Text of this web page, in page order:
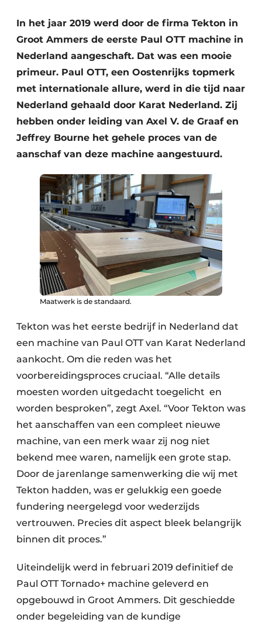
In het jaar 2019 werd door de firma Tekton in
Groot Ammers de eerste Paul OTT machine in
Nederland aangeschaft. Dat was een mooie
primeur. Paul OTT, een Oostenrijks topmerk
met internationale allure, werd in die tijd naar
Nederland gehaald door Karat Nederland. Zij
hebben onder leiding van Axel V. de Graaf en
Jeffrey Bourne het gehele proces van de
aanschaf van deze machine aangestuurd.
Maatwerk is de standaard.
Tekton was het eerste bedrijf in Nederland dat
een machine van Paul OTT van Karat Nederland
aankocht. Om die reden was het
voorbereidingsproces cruciaal. “Alle details
moesten worden uitgedacht toegelicht en
worden besproken”, zegt Axel. “Voor Tekton was
het aanschaffen van een compleet nieuwe
machine, van een merk waar zij nog niet
bekend mee waren, namelijk een grote stap.
Door de jarenlange samenwerking die wij met
Tekton hadden, was er gelukkig een goede
fundering neergelegd voor wederzijds
vertrouwen. Precies dit aspect bleek belangrijk
binnen dit proces.”
Uiteindelijk werd in februari 2019 definitief de
Paul OTT Tornado+ machine geleverd en
opgebouwd in Groot Ammers. Dit geschiedde
onder begeleiding van de kundige